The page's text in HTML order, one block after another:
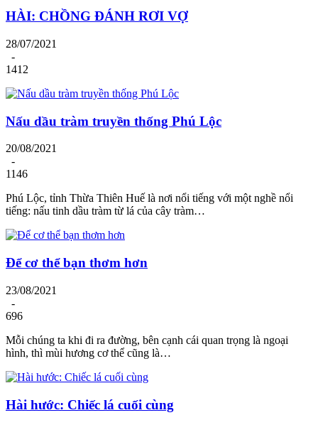
HÀI: CHỒNG ĐÁNH RƠI VỢ
28/07/2021
-
1412
Nấu dầu tràm truyền thống Phú Lộc
20/08/2021
-
1146
Phú Lộc, tỉnh Thừa Thiên Huế là nơi nổi tiếng với một nghề nổi
tiếng: nấu tinh dầu tràm từ lá của cây tràm…
Để cơ thể bạn thơm hơn
23/08/2021
-
696
Mỗi chúng ta khi đi ra đường, bên cạnh cái quan trọng là ngoại
hình, thì mùi hương cơ thể cũng là…
Hài hước: Chiếc lá cuối cùng